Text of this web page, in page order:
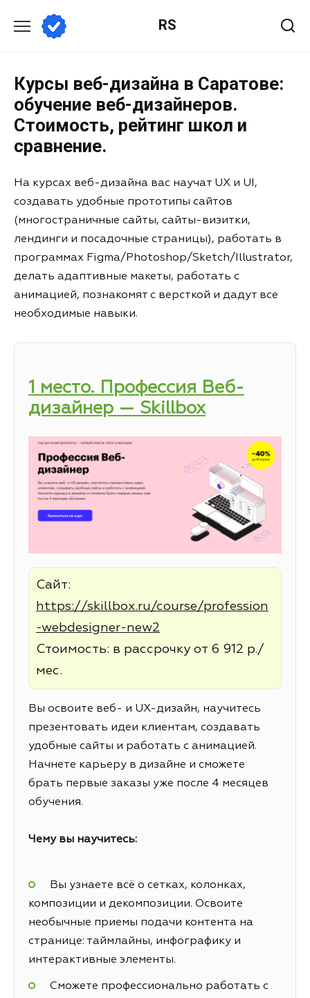
RS
Курсы веб-дизайна в Саратове:
обучение веб-дизайнеров.
Стоимость, рейтинг школ и
сравнение.
На курсах веб-дизайна вас научат UX и UI,
создавать удобные прототипы сайтов
(многостраничные сайты, сайты-визитки,
лендинги и посадочные страницы), работать в
программах Figma/Photoshop/Sketch/Illustrator,
делать адаптивные макеты, работать с
анимацией, познакомят с версткой и дадут все
необходимые навыки.
1 место. Профессия Веб-
дизайнер — Skillbox
Сайт:
https://skillbox.ru/course/profession
-webdesigner-new2
Стоимость: в рассрочку от 6 912 р./
мес.
Вы освоите веб- и UX-дизайн, научитесь
презентовать идеи клиентам, создавать
удобные сайты и работать с анимацией.
Начнете карьеру в дизайне и сможете
брать первые заказы уже после 4 месяцев
обучения.
Чему вы научитесь:
Вы узнаете всё о сетках, колонках,
композиции и декомпозиции. Освоите
необычные приемы подачи контента на
странице: таймлайны, инфографику и
интерактивные элементы.
Сможете профессионально работать с